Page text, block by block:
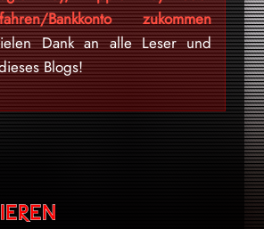
Bankkonto zukommen
Dank an alle Leser und
Blogs!